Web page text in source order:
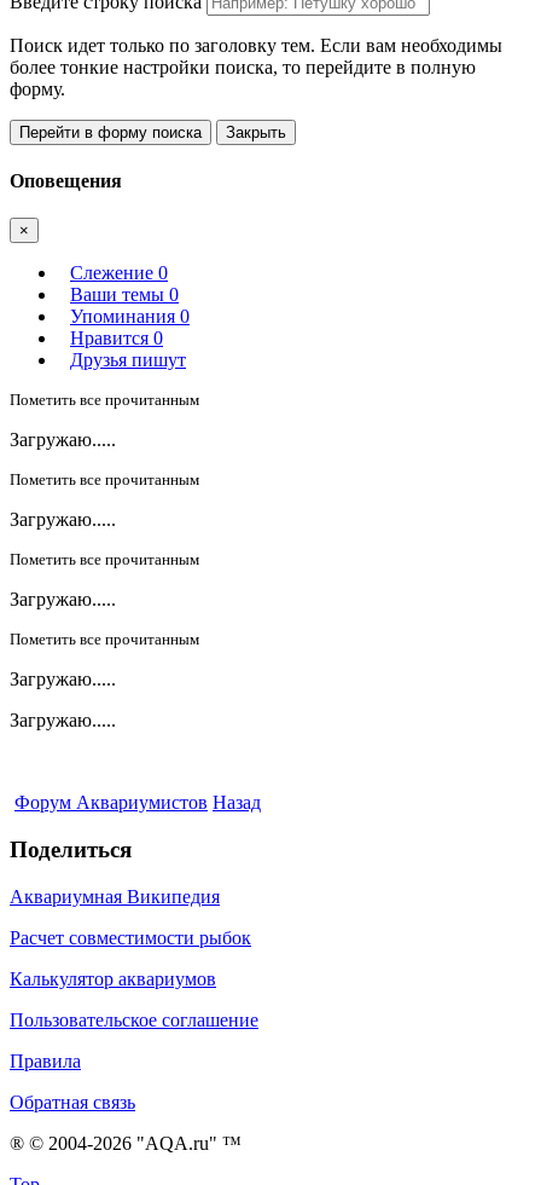
Поиск идет только по заголовку тем. Если вам необходимы
более тонкие настройки поиска, то перейдите в полную
форму.
Перейти в форму поиска Закрыть
Оповещения
×
Слежение 0
Ваши темы 0
Упоминания 0
Нравится 0
Друзья пишут
Пометить все прочитанным
Загружаю.....
Пометить все прочитанным
Загружаю.....
Пометить все прочитанным
Загружаю.....
Пометить все прочитанным
Загружаю.....
Загружаю.....
Форум Аквариумистов Назад
Поделиться
Аквариумная Википедия
Расчет совместимости рыбок
Калькулятор аквариумов
Пользовательское соглашение
Правила
Обратная связь
® © 2004-2026 "AQA.ru" ™